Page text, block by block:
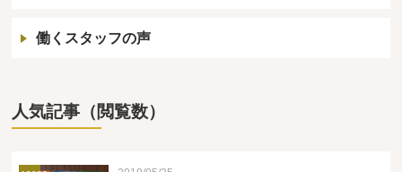
働くスタッフの声
人気記事（閲覧数）